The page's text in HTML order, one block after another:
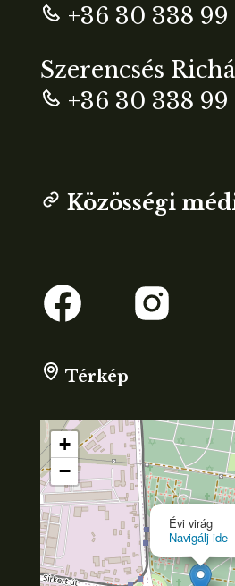
+36 30 338 99
Szerencsés
+36 30 338 99
Közösségi
Térkép
Évi virág
Navigálj ide
+
−